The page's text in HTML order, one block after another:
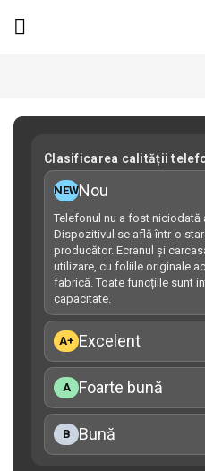
Clasificarea calității
NEWNou
Telefonul nu a fost niciodată
Dispozitivul se află într-o
producător. Ecranul și
utilizare, cu foliile originale
fabrică. Toate funcțiile sunt
capacitate.
A+ Excelent
A Foarte bună
B Bună